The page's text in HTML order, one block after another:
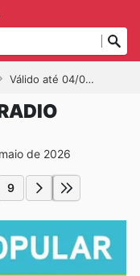
Válido até 04/05/2026
de 2026
9